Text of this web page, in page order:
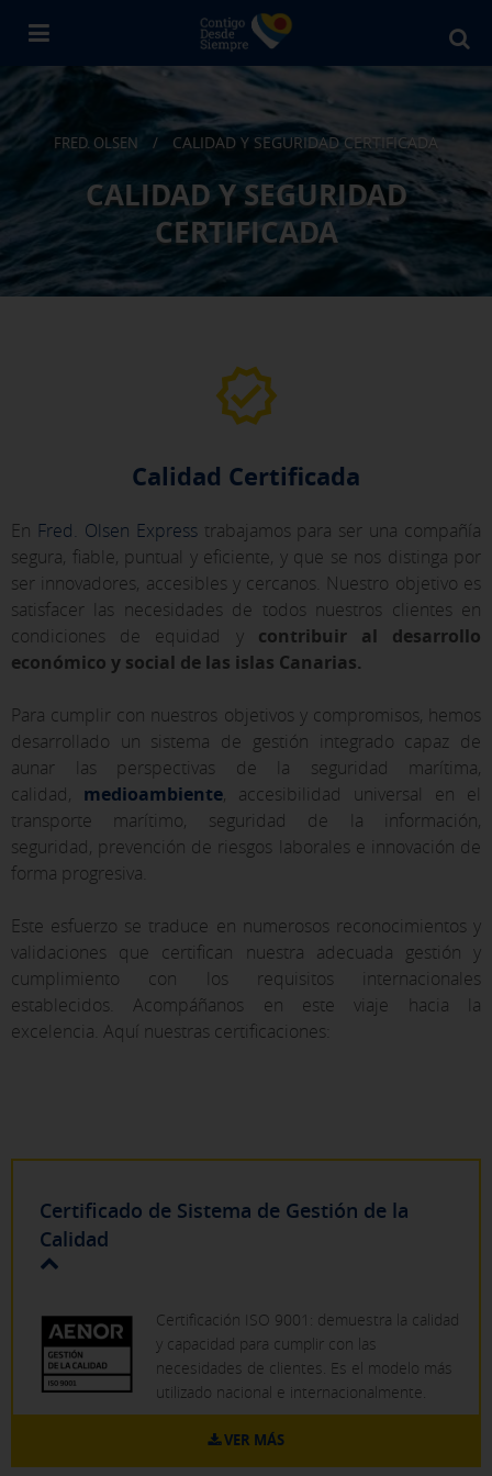
FRED. OLSEN / CALIDAD Y SEGURIDAD CERTIFICADA
CALIDAD Y SEGURIDAD
CERTIFICADA
Calidad Certificada
En Fred. Olsen Expresstrabajamos para ser una compañía
segura, fiable, puntual y eficiente, y que se nos distinga por
ser innovadores, accesibles y cercanos. Nuestro objetivo es
satisfacer las necesidades de todos nuestros clientes en
condiciones de equidad ycontribuir al desarrollo
económico y social de las islas Canarias.
Para cumplir con nuestros objetivos y compromisos, hemos
desarrollado un sistema de gestión integrado capaz de
aunar las perspectivas de la seguridad marítima,
calidad, medioambiente, accesibilidad universal en el
transporte marítimo, seguridad de la información,
seguridad, prevención de riesgos laborales e innovación de
forma progresiva.
Este esfuerzo se traduce en numerosos reconocimientos y
validaciones que certifican nuestra adecuada gestión y
cumplimiento con los requisitos internacionales
establecidos. Acompáñanos en este viaje hacia la
excelencia. Aquí nuestras certificaciones:
Certificado de Sistema de Gestión de la
Calidad
Certificación ISO 9001: demuestra la calidad
y capacidad para cumplir con las
necesidades de clientes. Es el modelo más
utilizado nacional e internacionalmente.
VER MÁS